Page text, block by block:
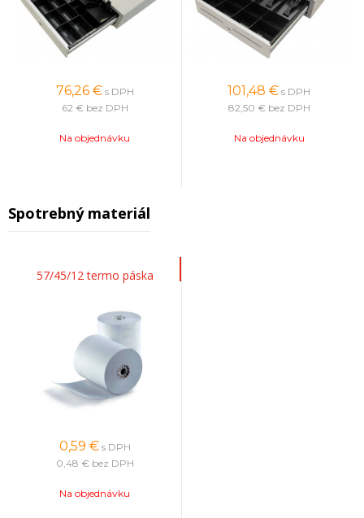
76,26 € s DPH
62 € bez DPH
Na objednávku
101,48 € s DPH
82,50 € bez DPH
Na objednávku
Spotrebný materiál
57/45/12 termo páska
0,59 € s DPH
0,48 € bez DPH
Na objednávku